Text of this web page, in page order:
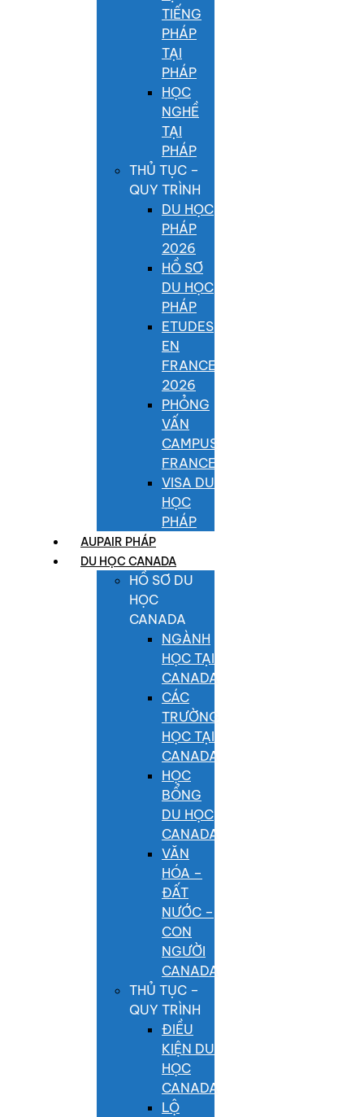
TIẾNG
PHÁP
TẠI
PHÁP
HỌC
NGHỀ
TẠI
PHÁP
THỦ TỤC –
QUY TRÌNH
DU HỌC
PHÁP
2026
HỒ SƠ
DU HỌC
PHÁP
ETUDES
EN
FRANCE
2026
PHỎNG
VẤN
CAMPUS
FRANCE
VISA DU
HỌC
PHÁP
AUPAIR PHÁP
DU HỌC CANADA
HỒ SƠ DU
HỌC
CANADA
NGÀNH
HỌC TẠI
CANADA
CÁC
TRƯỜNG
HỌC TẠI
CANADA
HỌC
BỔNG
DU HỌC
CANADA
VĂN
HÓA –
ĐẤT
NƯỚC –
CON
NGƯỜI
CANADA
THỦ TỤC –
QUY TRÌNH
ĐIỀU
KIỆN DU
HỌC
CANADA
LỘ